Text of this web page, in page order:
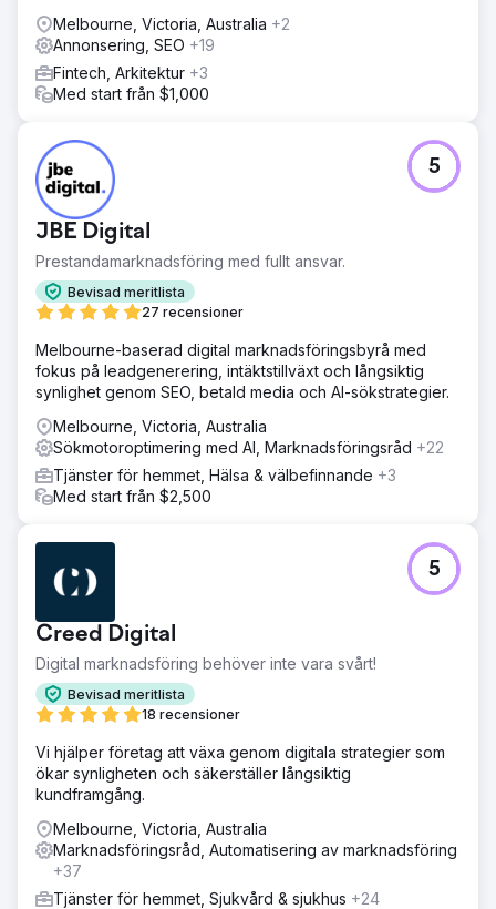
Melbourne, Victoria, Australia +2
Annonsering, SEO +19
Fintech, Arkitektur +3
Med start från $1,000
JBE Digital
Prestandamarknadsföring med fullt ansvar.
Bevisad meritlista
27 recensioner
5
Melbourne-baserad digital marknadsföringsbyrå med
fokus på leadgenerering, intäktstillväxt och långsiktig
synlighet genom SEO, betald media och AI-sökstrategier.
Melbourne, Victoria, Australia
Sökmotoroptimering med AI, Marknadsföringsråd +22
Tjänster för hemmet, Hälsa & välbefinnande +3
Med start från $2,500
Creed Digital
Digital marknadsföring behöver inte vara svårt!
Bevisad meritlista
18 recensioner
5
Vi hjälper företag att växa genom digitala strategier som
ökar synligheten och säkerställer långsiktig
kundframgång.
Melbourne, Victoria, Australia
Marknadsföringsråd, Automatisering av marknadsföring
+37
Tjänster för hemmet, Sjukvård & sjukhus +24